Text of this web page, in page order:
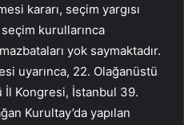
kararı, seçim yargısı
kurullarınca
yok saymaktadır.
uyarınca, 22. Olağanüstü
İl Kongresi, İstanbul 39.
Kurultay’da yapılan